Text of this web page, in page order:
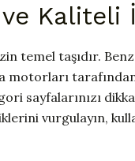
ve
temel taşıdır.
motorları
sayfalarınızı
vurgulayın,